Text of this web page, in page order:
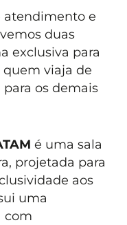
atendimento e
duas
exclusiva para
quem viaja de
para os demais
é uma sala
projetada para
aos
uma
com